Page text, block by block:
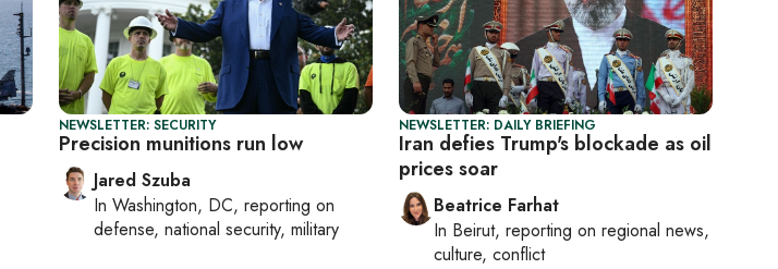
NEWSLETTER: DAILY BRIEFING
Iran defies Trump's blockade as oil
prices soar
Beatrice Farhat
In Beirut, reporting on regional news,
culture, conflict
NEWSLETTER: SECURITY
Precision munitions run low
Jared Szuba
In Washington, DC, reporting on
defense, national security, military